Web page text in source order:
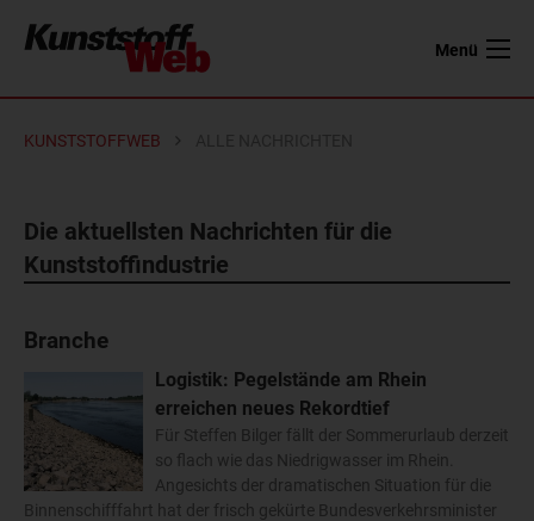
Menü
KUNSTSTOFFWEB
Die aktuellsten Nachrichten für die
Kunststoffindustrie
Branche
Logistik: Pegelstände am Rhein
erreichen neues Rekordtief
Für Steffen Bilger fällt der Sommerurlaub derzeit
so flach wie das Niedrigwasser im Rhein.
Angesichts der dramatischen Situation für die
Binnenschifffahrt hat der frisch gekürte Bundesverkehrsminister